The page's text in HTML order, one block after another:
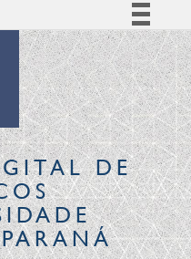
Simplifique!
Comunica BR
Participe
Acesso à informação
Legislação
CanaisDE